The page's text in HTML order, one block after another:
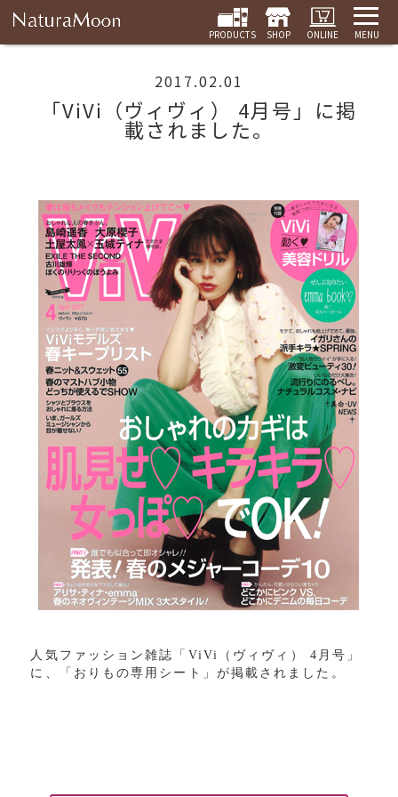
PRODUCTS SHOP ONLINE MENU
2017.02.01
「ViVi（ヴィヴィ） 4月号」に掲
載されました。
人気ファッション雑誌「 ViVi （ヴィヴィ） 4 月号」
に、「おりもの専用シート」が掲載されました。